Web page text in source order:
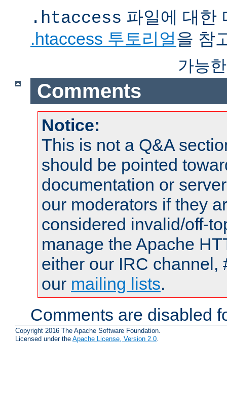
.htaccess 파일에 대한
.htaccess 투토리얼을 참
가능
Comments
Notice:
This is not a Q&A
should be pointed
documentation or
our moderators if they
considered invalid/off-
manage the Apache
either our IRC channel,
our mailing lists.
Comments are disabled
Copyright 2016 The Apache Software Foundation.
Licensed under the Apache License, Version 2.0.